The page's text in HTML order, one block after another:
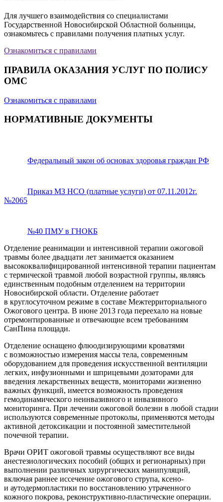
Для лучшего взаимодействия со специалистами
Государственной Новосибирской Областной больницы,
ознакомьтесь с правилами получения платных услуг.
Ознакомиться с правилами
ПРАВИЛА ОКАЗАНИЯ УСЛУГ ПО ПОЛИСУ
ОМС
Ознакомиться с правилами
НОРМАТИВНЫЕ ДОКУМЕНТЫ
Федеральный закон об основах здоровья граждан РФ
Приказ МЗ НСО (платные услуги) от 07.11.2012г.
№2065
№40 ПМУ в ГНОКБ
Отделение реанимации и интенсивной терапии ожоговой
травмы более двадцати лет занимается оказанием
высококвалифицированной интенсивной терапии пациентам
с термической травмой любой возрастной группы, являясь
единственным подобным отделением на территории
Новосибирской области. Отделение работает
в круглосуточном режиме в составе Межтерриториального
Ожогового центра. В июне 2013 года переехало на новые
отремонтированные и отвечающие всем требованиям
СанПина площади.
Отделение оснащено флюодизирующими кроватями
с возможностью измерения массы тела, современным
оборудованием для проведения искусственной вентиляции
легких, инфузионными и шприцевыми дозаторами для
введения лекарственных веществ, мониторами жизненно
важных функций, имеется возможность проведения
гемодинамического неинвазивного и инвазивного
мониторинга. При лечении ожоговой болезни в любой стадии
используются современные протоколы, применяются методы
активной детоксикации и постоянной заместительной
почечной терапии.
Врачи ОРИТ ожоговой травмы осуществляют все виды
анестезиологических пособий (общих и регионарных) при
выполнении различных хирургических манипуляций,
включая раннее иссечение ожогового струпа, ксено-
и аутодермопластики по восстановлению утраченного
кожного покрова, реконструктивно-пластические операции.